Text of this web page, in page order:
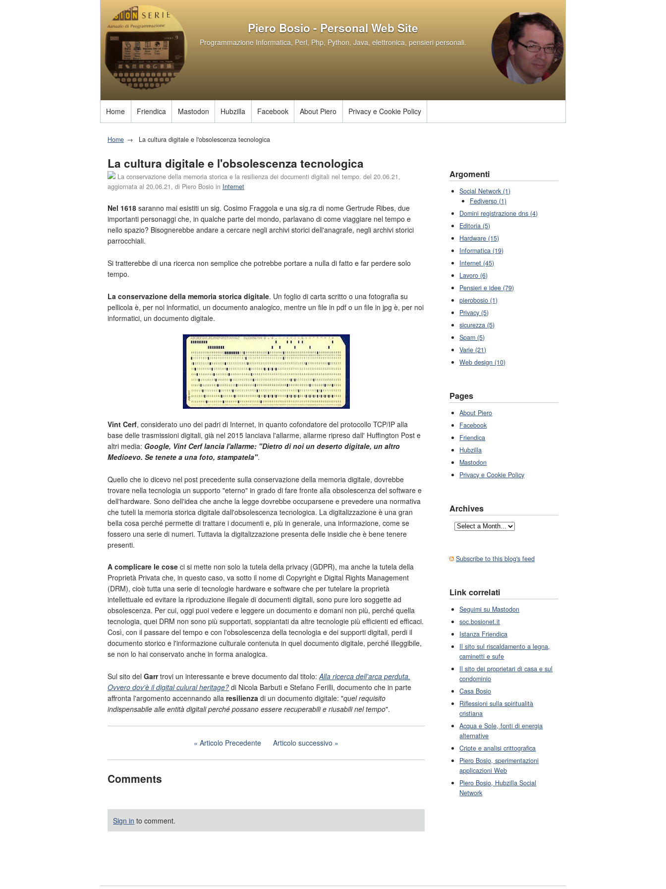
Piero Bosio - Personal Web Site
Programmazione Informatica, Perl, Php, Python, Java, elettronica, pensieri personali.
Home Friendica Mastodon Hubzilla Facebook About Piero Privacy e Cookie Policy
Home La cultura digitale e l'obsolescenza tecnologica
La cultura digitale e l'obsolescenza tecnologica
La conservazione della memoria storica e la resilienza dei documenti digitali nel tempo. del 20.06.21,
aggiornata al 20.06.21, di Piero Bosio in Internet
Nel 1618 saranno mai esistiti un sig. Cosimo Fraggola e una sig.ra di nome Gertrude Ribes, due
importanti personaggi che, in qualche parte del mondo, parlavano di come viaggiare nel tempo e
nello spazio? Bisognerebbe andare a cercare negli archivi storici dell'anagrafe, negli archivi storici
parrocchiali.
Si tratterebbe di una ricerca non semplice che potrebbe portare a nulla di fatto e far perdere solo
tempo.
La conservazione della memoria storica digitale. Un foglio di carta scritto o una fotografia su
pellicola è, per noi informatici, un documento analogico, mentre un file in pdf o un file in jpg è, per noi
informatici, un documento digitale.
Vint Cerf, considerato uno dei padri di Internet, in quanto cofondatore del protocollo TCP/IP alla
base delle trasmissioni digitali, già nel 2015 lanciava l'allarme, allarme ripreso dall' Huffington Post e
altri media: Google, Vint Cerf lancia l'allarme: "Dietro di noi un deserto digitale, un altro
Medioevo. Se tenete a una foto, stampatela".
Quello che io dicevo nel post precedente sulla conservazione della memoria digitale, dovrebbe
trovare nella tecnologia un supporto "eterno" in grado di fare fronte alla obsolescenza del software e
dell'hardware. Sono dell'idea che anche la legge dovrebbe occuparsene e prevedere una normativa
che tuteli la memoria storica digitale dall'obsolescenza tecnologica. La digitalizzazione è una gran
bella cosa perché permette di trattare i documenti e, più in generale, una informazione, come se
fossero una serie di numeri. Tuttavia la digitalizzazione presenta delle insidie che è bene tenere
presenti.
A complicare le cose ci si mette non solo la tutela della privacy (GDPR), ma anche la tutela della
Proprietà Privata che, in questo caso, va sotto il nome di Copyright e Digital Rights Management
(DRM), cioè tutta una serie di tecnologie hardware e software che per tutelare la proprietà
intellettuale ed evitare la riproduzione illegale di documenti digitali, sono pure loro soggette ad
obsolescenza. Per cui, oggi puoi vedere e leggere un documento e domani non più, perché quella
tecnologia, quei DRM non sono più supportati, soppiantati da altre tecnologie più efficienti ed efficaci.
Così, con il passare del tempo e con l'obsolescenza della tecnologia e dei supporti digitali, perdi il
documento storico e l'informazione culturale contenuta in quel documento digitale, perché illeggibile,
se non lo hai conservato anche in forma analogica.
Sul sito del Garrtrovi un interessante e breve documento dal titolo:Alla ricerca dell'arca perduta.
Ovvero dov'è il digital culural heritage? di Nicola Barbuti e Stefano Ferilli, documento che in parte
affronta l'argomento accennando alla resilienza di un documento digitale: "quel requisito
indispensabile alle entità digitali perché possano essere recuperabili e riusabili nel tempo".
Articolo Precedente Articolo successivo
Comments
Sign in to comment.
Argomenti
Social Network (1)
Fediverso (1)
Domini registrazione dns (4)
Editoria (5)
Hardware (15)
Informatica (19)
Internet (45)
Lavoro (6)
Pensieri e idee (79)
pierobosio (1)
Privacy (5)
sicurezza (5)
Spam (5)
Varie (21)
Web design (10)
Pages
About Piero
Facebook
Friendica
Hubzilla
Mastodon
Privacy e Cookie Policy
Archives
Subscribe to this blog's feed
Link correlati
Seguimi su Mastodon
soc.bosionet.it
Istanza Friendica
Il sito sul riscaldamento a legna,
caminetti e sufe
Il sito dei proprietari di casa e sul
condominio
Casa Bosio
Riflessioni sulla spiritualità
cristiana
Acqua e Sole, fonti di energia
alternative
Cripte e analisi crittografica
Piero Bosio, sperimentazioni
applicazioni Web
Piero Bosio, Hubzilla Social
Network